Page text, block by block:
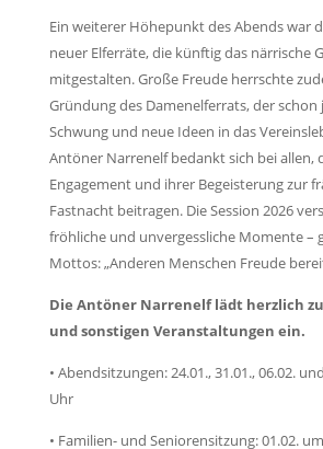
Ein weiterer Höhepunkt des Abends war
neuer Elferräte, die künftig das närrische
mitgestalten. Große Freude herrschte
Gründung des Damenelferrats, der schon
Schwung und neue Ideen in das
Antöner Narrenelf bedankt sich bei allen,
Engagement und ihrer Begeisterung zur
Fastnacht beitragen. Die Session 2026
fröhliche und unvergessliche Momente–
Mottos: „Anderen Menschen Freude
Die Antöner Narrenelf lädt herzlich
und sonstigen Veranstaltungen ein.
• Abendsitzungen: 24.01., 31.01., 06.02.
Uhr
• Familien- und Seniorensitzung: 01.02.